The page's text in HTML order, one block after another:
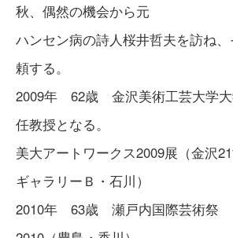
秋、偶然の機会から元
ハンセン病の詩人桜井哲夫を訪ね
頼する。
2009年 62歳 金沢美術工芸大学大
任教授となる。
美大アートワークス2009展（金沢
ギャラリーＢ・石川）
2010年 63歳 瀬戸内国際芸術祭